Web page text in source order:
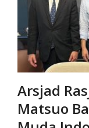
Arsjad
Matsuo